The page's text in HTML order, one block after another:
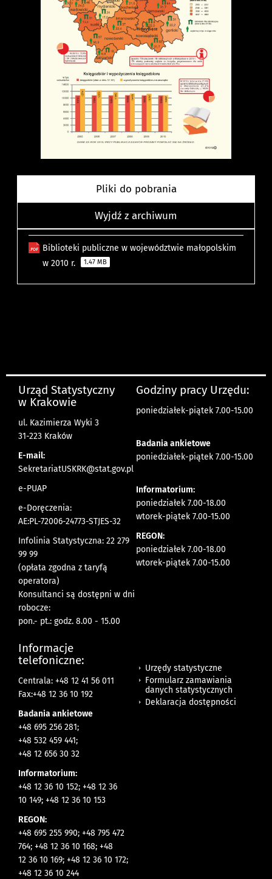
Pliki do pobrania
Wyjdź z archiwum
Biblioteki publiczne w województwie małopolskim
w 2010 r.
1.47 MB
Urząd Statystyczny
w Krakowie
ul. Kazimierza Wyki 3
31-223 Kraków
E-mail:
SekretariatUSKRK@stat.gov.pl
e-PUAP
e-Doręczenia:
AE:PL-72006-24773-STJES-32
Infolinia Statystyczna: 22 279
99 99
(opłata zgodna z taryfą
operatora)
Konsultanci są dostępni w dni
robocze:
pon.- pt.: godz. 8.00 - 15.00
Godziny pracy Urzędu:
poniedziałek-piątek 7.00-15.00
Badania ankietowe
poniedziałek-piątek 7.00-15.00
Informatorium:
poniedziałek 7.00-18.00
wtorek-piątek 7.00-15.00
REGON:
poniedziałek 7.00-18.00
wtorek-piątek 7.00-15.00
Informacje
telefoniczne:
Centrala: +48 12 41 56 011
Fax:+48 12 36 10 192
Badania ankietowe
+48 695 256 281;
+48 532 459 441;
+48 12 656 30 32
Informatorium:
+48 12 36 10 152; +48 12 36
10 149; +48 12 36 10 153
REGON:
+48 695 255 990; +48 795 472
764; +48 12 36 10 168; +48
12 36 10 169; +48 12 36 10 172;
+48 12 36 10 244
Urzędy statystyczne
Formularz zamawiania
danych statystycznych
Deklaracja dostępności